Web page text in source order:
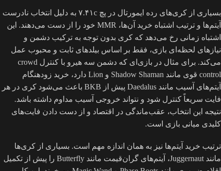
بسیاری از کری‌های رده ایمورتال در پچ ۷.۴۱c به دلیل انتخاب نادرست
آیتم‌ها و ترتیب اشتباه خرید آن‌ها، MMR خود را از دست می‌دهند. این
اشتباه زمانی رخ می‌دهد که کری بدون توجه به ترکیب دشمن و
نیازهای لحظه‌ای بازی، فقط بر اساس بیلدهای ثابت و محبوب عمل
می‌کند. برای مثال در بازی‌ای که دشمن سه هیرو با کنترل crowd
control قوی مانند Shadow Shaman و Lion دارد، خرید زودهنگام
آیتم‌های آسیب مانند Daedalus پیش از BKB باعث می‌شود کری در هر
فایت سریعاً کنترل شود و نتواند خروجی آسیب مداوم داشته باشد.
نتیجه این انتخاب، عقب‌ماندگی در اقتصاد و از دست دادن فایت‌های
کلیدی میانی بازی است.
ترتیب خرید آیتم‌ها نیز به همان اندازه مهم است. بسیاری از کری‌ها
مانند Juggernaut، آیتم‌های گران‌قیمت مانند Butterfly را پیش از تکمیل